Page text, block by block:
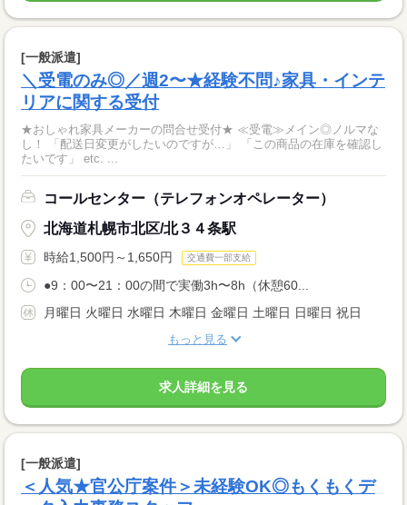
[一般派遣]
＼受電のみ◎／週2〜★経験不問♪家具・インテ
リアに関する受付
★おしゃれ家具メーカーの問合せ受付★ ≪受電≫メイン◎ノルマな
し！ 「配送日変更がしたいのですが…」 「この商品の在庫を確認し
たいです」 etc. ...
コールセンター（テレフォンオペレーター）
北海道札幌市北区/北３４条駅
時給1,500円～1,650円 交通費一部支給
●9：00〜21：00の間で実働3h〜8h（休憩60...
月曜日 火曜日 水曜日 木曜日 金曜日 土曜日 日曜日 祝日
もっと見る
求人詳細を見る
[一般派遣]
＜人気★官公庁案件＞未経験OK◎もくもくデ